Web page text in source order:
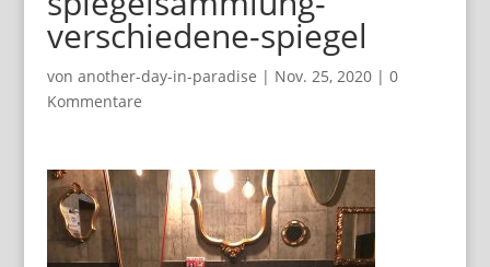
verschiedene-spiegel
von another-day-in-paradise | Nov. 25, 2020| 0
Kommentare